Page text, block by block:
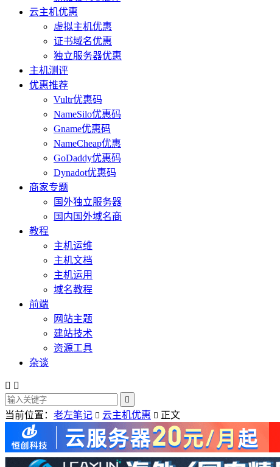
云主机优惠
虚拟主机优惠
证书域名优惠
独立服务器优惠
主机测评
优惠推荐
Vultr优惠码
NameSilo优惠码
Gname优惠码
NameCheap优惠
GoDaddy优惠码
Dynadot优惠码
商家专题
国外独立服务器
国内国外域名商
教程
主机运维
主机文档
主机运用
域名教程
前端
网站主题
建站技术
资源工具
杂谈
 

当前位置： 老左笔记  云主机优惠  正文